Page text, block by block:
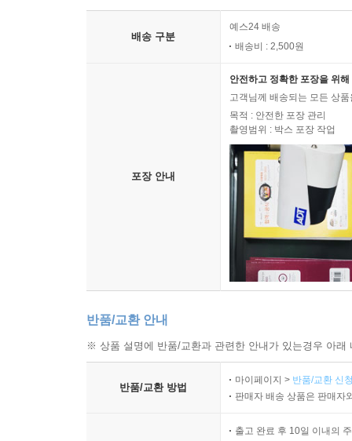
배송 구분
예스24 배송
배송비 : 2,500원
포장 안내
안전하고 정확한 포장을 위
고객님께 배송되는 모든 상
목적 : 안전한 포장 관리
촬영범위 : 박스 포장 작업
반품/교환 안내
※ 상품 설명에 반품/교환과 관련한 안내가 있는경우 아
반품/교환 방법
마이페이지 > 반품/교환 신
판매자 배송 상품은 판매자
출고 완료 후 10일 이내의